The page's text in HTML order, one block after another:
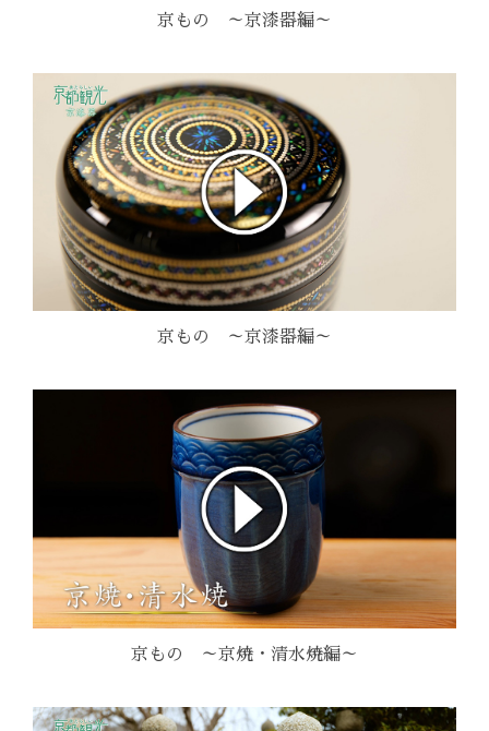
京もの ～京漆器編～
京もの ～京漆器編～
京もの ～京焼・清水焼編～